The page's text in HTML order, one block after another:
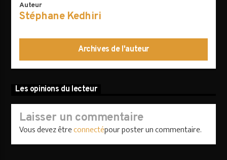
Auteur
Stéphane Kedhiri
Archives de l'auteur
Les opinions du lecteur
Laisser un commentaire
Vous devez êtreconnectépour poster un commentaire.